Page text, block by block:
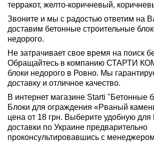
терракот, желто-коричневый,
Звоните и мы с радостью ответим на
доставим бетонные строительные
недорого.
Не затрачивает свое время на поиск
Обращайтесь в компанию СТАРТИ
блоки недорого в Ровно. Мы
доставку и отличное качество.
В интернет магазине Starti "Бетонные
Блоки для ограждения «Рваный
цена от 18 грн. Выберите удобную
доставки по Украине предварительно
проконсультировавшись с